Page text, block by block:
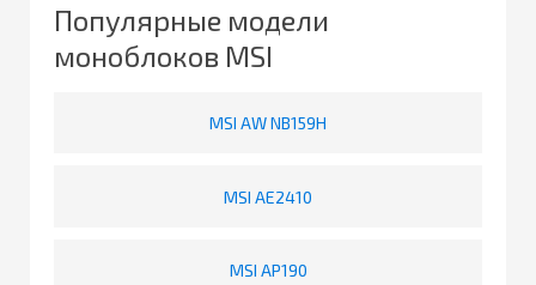
Популярные модели
моноблоков MSI
MSI AW NB159H
MSI AE2410
MSI AP190